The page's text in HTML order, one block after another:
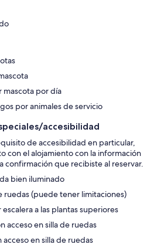
mascota por día
por animales de servicio
accesibilidad
de accesibilidad en particular,
con el alojamiento con la información
confirmación que recibiste al reservar.
bien iluminado
ruedas (puede tener limitaciones)
a las plantas superiores
acceso en silla de ruedas
en silla de ruedas